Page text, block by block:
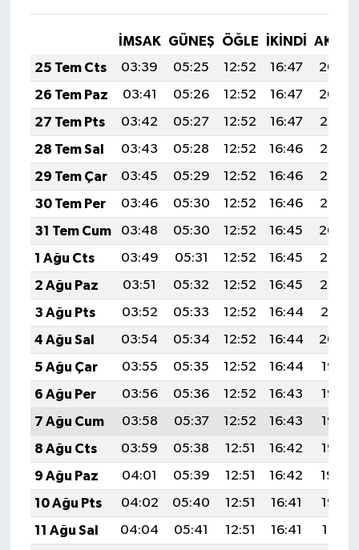
İMSAK GÜNEŞ ÖĞLE İKINDI
25 Tem Cts
03:39 05:25 12:52 16:47
20:09
26 Tem Paz
03:41 05:26 12:52 16:47
20:09
27 Tem Pts
03:42 05:27 12:52 16:47
20:08
28 Tem Sal
03:43 05:28 12:52 16:46
20:07
29 Tem Çar
03:45 05:29 12:52 16:46
20:06
30 Tem Per
03:46 05:30 12:52 16:46
20:05
31 Tem Cum
03:48 05:30 12:52 16:45
20:04
1 Ağu Cts
03:49 05:31 12:52 16:45
20:03
2 Ağu Paz
03:51 05:32 12:52 16:45
20:02
3 Ağu Pts
03:52 05:33 12:52 16:44
20:01
4 Ağu Sal
03:54 05:34 12:52 16:44
20:00
5 Ağu Çar
03:55 05:35 12:52 16:44
19:58
6 Ağu Per
03:56 05:36 12:52 16:43
19:57
7 Ağu Cum
03:58 05:37 12:52 16:43
19:56
8 Ağu Cts
03:59 05:38 12:51 16:42
19:55
9 Ağu Paz
04:01 05:39 12:51 16:42
19:54
10 Ağu Pts
04:02 05:40 12:51 16:41
19:52
11 Ağu Sal
04:04 05:41 12:51 16:41
19:51